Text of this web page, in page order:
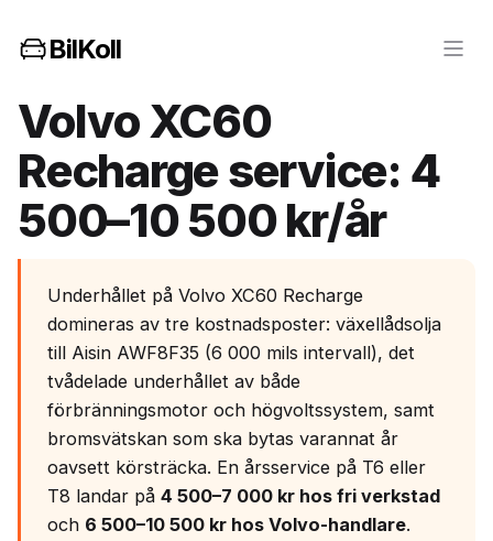
BilKoll
Volvo XC60
Recharge service: 4
500–10 500 kr/år
Underhållet på Volvo XC60 Recharge
domineras av tre kostnadsposter: växellådsolja
till Aisin AWF8F35 (6 000 mils intervall), det
tvådelade underhållet av både
förbränningsmotor och högvoltssystem, samt
bromsvätskan som ska bytas varannat år
oavsett körsträcka. En årsservice på T6 eller
T8 landar på 4 500–7 000 kr hos fri verkstad
och 6 500–10 500 kr hos Volvo-handlare.